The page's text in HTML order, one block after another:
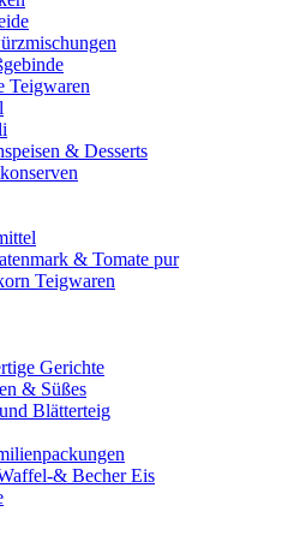
Teigwaren
& Desserts
& Tomate pur
Teigwaren
Gerichte
& Süßes
Blätterteig
& Becher Eis